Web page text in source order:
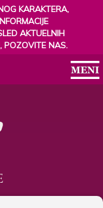
KARAKTERA,
AKTUELNIH
POZOVITE NAS.